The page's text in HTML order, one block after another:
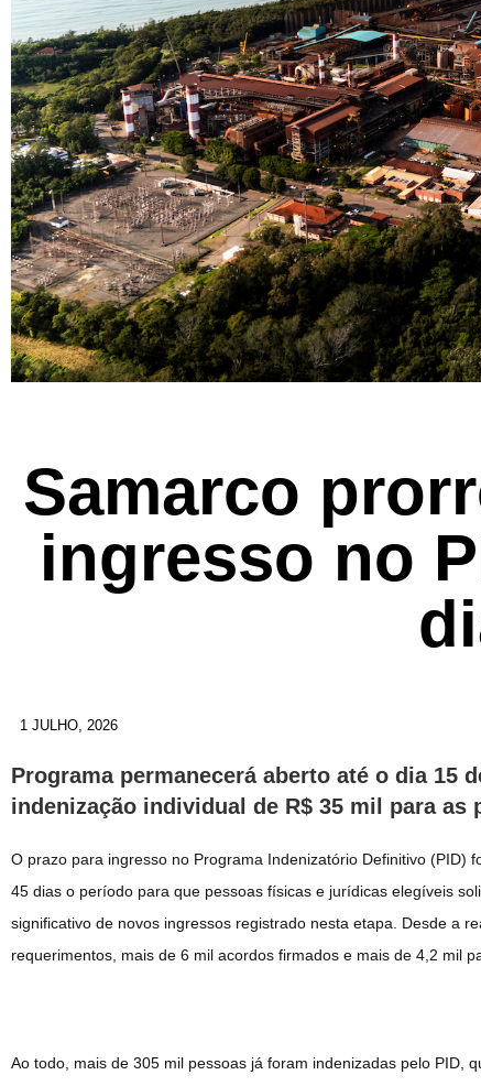
Samarco
ingresso no
1 JULHO, 2026
Programa permanecerá aberto até o dia 15
indenização individual de R$ 35 mil para
O prazo para ingresso no Programa Indenizatório Definitivo (PID)
45 dias o período para que pessoas físicas e jurídicas elegíveis
significativo de novos ingressos registrado nesta etapa. Desde a
requerimentos, mais de 6 mil acordos firmados e mais de 4,2 mil
Ao todo, mais de 305 mil pessoas já foram indenizadas pelo PID,